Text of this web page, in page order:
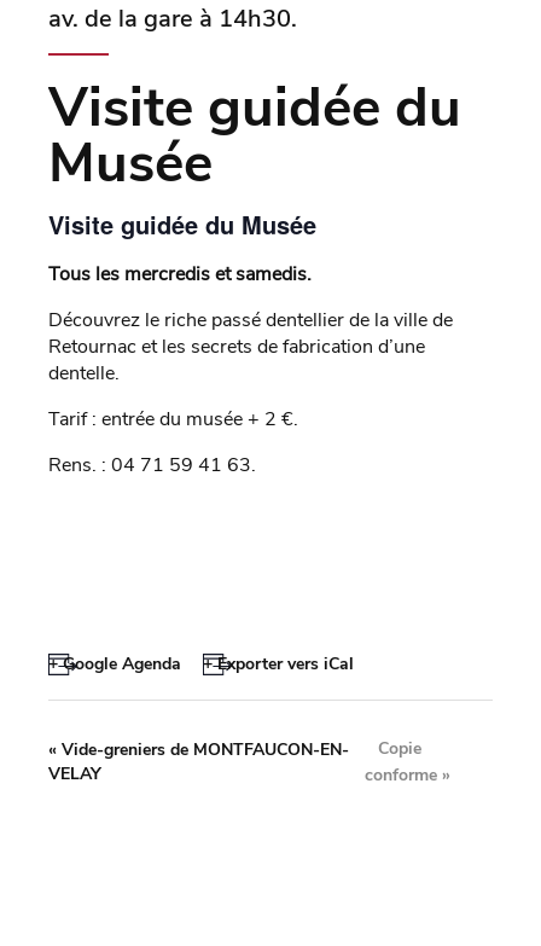
av. de la gare à 14h30.
Visite guidée du
Musée
Visite guidée du Musée
Tous les mercredis et samedis.
Découvrez le riche passé dentellier de la ville de
Retournac et les secrets de fabrication d’une
dentelle.
Tarif : entrée du musée + 2 €.
Rens. : 04 71 59 41 63.
+ Google Agenda + Exporter vers iCal
« Vide-greniers de MONTFAUCON-EN-
VELAY
Copie
conforme»